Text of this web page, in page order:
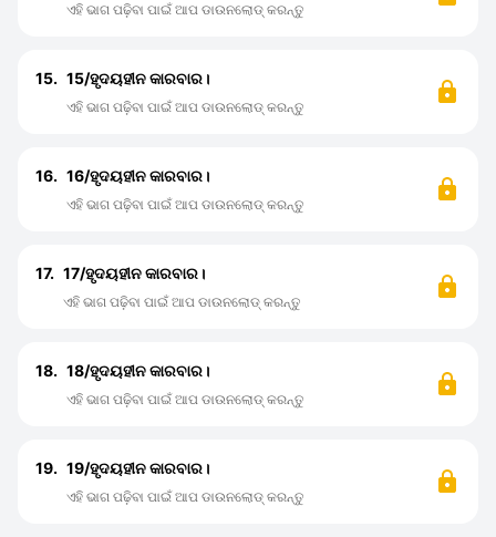
ଏହି ଭାଗ ପଢ଼ିବା ପାଇଁ ଆପ ଡାଉନଲୋଡ୍ କରନ୍ତୁ
15. 15/ହୃଦୟହୀନ କାରବାର।
ଏହି ଭାଗ ପଢ଼ିବା ପାଇଁ ଆପ ଡାଉନଲୋଡ୍ କରନ୍ତୁ
16. 16/ହୃଦୟହୀନ କାରବାର।
ଏହି ଭାଗ ପଢ଼ିବା ପାଇଁ ଆପ ଡାଉନଲୋଡ୍ କରନ୍ତୁ
17. 17/ହୃଦୟହୀନ କାରବାର।
ଏହି ଭାଗ ପଢ଼ିବା ପାଇଁ ଆପ ଡାଉନଲୋଡ୍ କରନ୍ତୁ
18. 18/ହୃଦୟହୀନ କାରବାର।
ଏହି ଭାଗ ପଢ଼ିବା ପାଇଁ ଆପ ଡାଉନଲୋଡ୍ କରନ୍ତୁ
19. 19/ହୃଦୟହୀନ କାରବାର।
ଏହି ଭାଗ ପଢ଼ିବା ପାଇଁ ଆପ ଡାଉନଲୋଡ୍ କରନ୍ତୁ